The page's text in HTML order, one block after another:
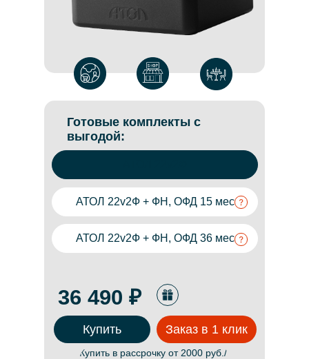
АТОЛ 22v2Ф + ФН, ОФД 36 мес
АТОЛ 22v2Ф + ФН, ОФД 15 мес
Готовые комплекты с
выгодой:
36 490 ₽
Купить Заказ в 1 клик
Купить в рассрочку от 2000 руб./